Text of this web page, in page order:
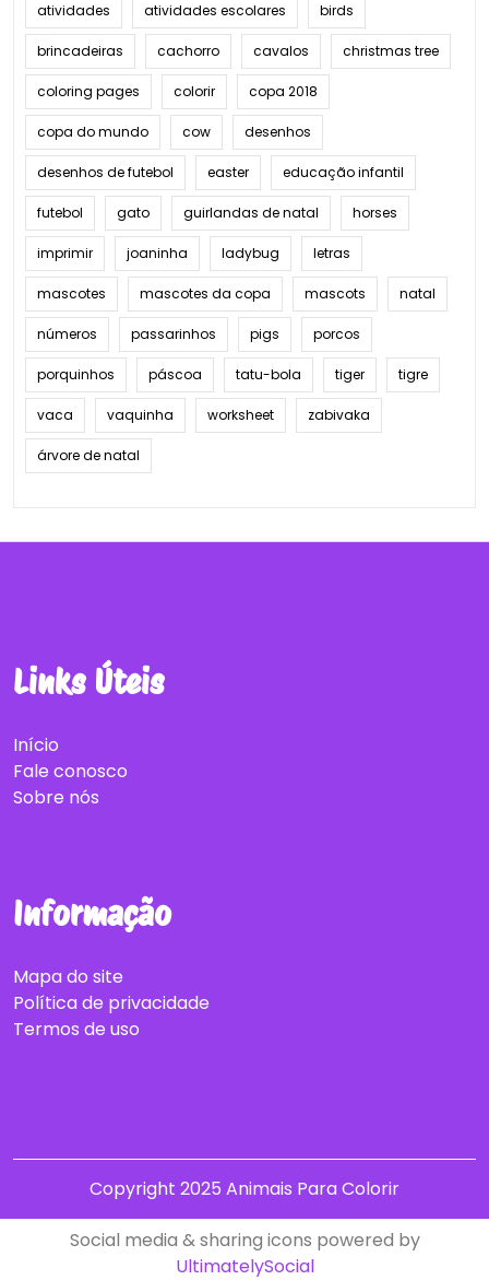
atividades atividades escolares birds
brincadeiras cachorro cavalos christmas tree
coloring pages colorir copa 2018
copa do mundo cow desenhos
desenhos de futebol easter educação infantil
futebol gato guirlandas de natal horses
imprimir joaninha ladybug letras
mascotes mascotes da copa mascots natal
números passarinhos pigs porcos
porquinhos páscoa tatu-bola tiger tigre
vaca vaquinha worksheet zabivaka
árvore de natal
Links Úteis
Início
Fale conosco
Sobre nós
Informação
Mapa do site
Política de privacidade
Termos de uso
Copyright 2025 Animais Para Colorir
Social media & sharing icons powered by
UltimatelySocial